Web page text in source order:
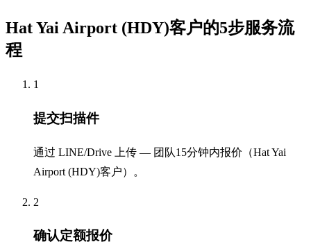
Hat Yai Airport (HDY)客户的5步服务流
程
1
提交扫描件
通过 LINE/Drive 上传 — 团队15分钟内报价（Hat Yai
Airport (HDY)客户）。
2
确认定额报价